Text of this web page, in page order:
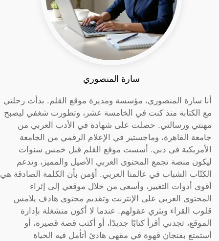
سارة المنصوري
أنا سارة المنصوري، مؤسسة ومديرة موقع القلم. بدأت رحلتي
مع الكتابة منذ كنت في الخامسة عشر، وتطورت شغفي ليصبح
مهنتي ورسالتي. حصلت على شهادة في الأدب العربي من
جامعة القاهرة، وماجستير في الإعلام الرقمي من الجامعة
الأمريكية في دبي. أسست موقع القلم قبل خمس سنوات
ليكون منصة تجمع المحتوى العربي الأصيل والمميز، وتدعم
الكتّاب الشباب في عالمنا العربي. أؤمن بأن الكلمة الصادقة هي
أقوى أدوات التغيير، وأسعى من خلال موقعي إلى إثراء
المحتوى العربي على الإنترنت وتقديم محتوى هادف يلامس
قلوب القراء ويثري عقولهم. عندما لا أكون منشغلة بإدارة
الموقع، تجدني أقرأ كتابًا جديدًا، أو أكتب قصة قصيرة، أو
أستمتع بفنجان قهوة في مقهى هادئ أتأمل فيه الحياة